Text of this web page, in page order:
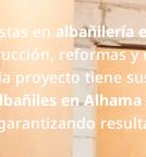
en albañilería
reformas
proyecto tiene
en